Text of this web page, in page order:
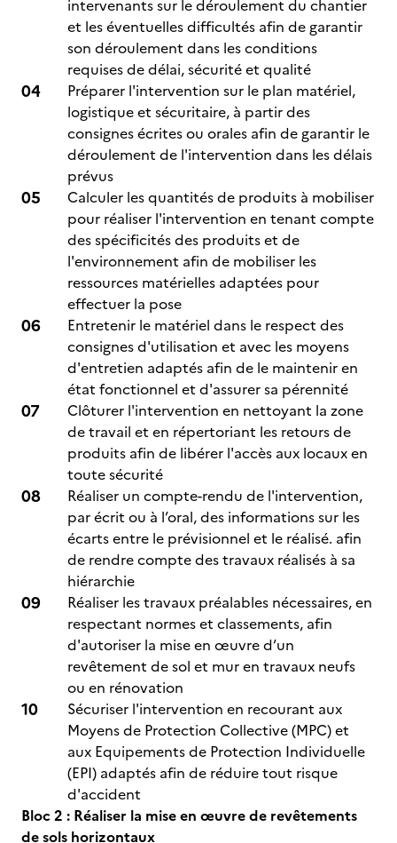
intervenants sur le déroulement du chantier
et les éventuelles difficultés afin de garantir
son déroulement dans les conditions
requises de délai, sécurité et qualité
Préparer l'intervention sur le plan matériel,
logistique et sécuritaire, à partir des
consignes écrites ou orales afin de garantir le
déroulement de l'intervention dans les délais
prévus
Calculer les quantités de produits à mobiliser
pour réaliser l'intervention en tenant compte
des spécificités des produits et de
l'environnement afin de mobiliser les
ressources matérielles adaptées pour
effectuer la pose
Entretenir le matériel dans le respect des
consignes d'utilisation et avec les moyens
d'entretien adaptés afin de le maintenir en
état fonctionnel et d'assurer sa pérennité
Clôturer l'intervention en nettoyant la zone
de travail et en répertoriant les retours de
produits afin de libérer l'accès aux locaux en
toute sécurité
Réaliser un compte-rendu de l'intervention,
par écrit ou à l’oral, des informations sur les
écarts entre le prévisionnel et le réalisé. afin
de rendre compte des travaux réalisés à sa
hiérarchie
Réaliser les travaux préalables nécessaires, en
respectant normes et classements, afin
d'autoriser la mise en œuvre d’un
revêtement de sol et mur en travaux neufs
ou en rénovation
Sécuriser l'intervention en recourant aux
Moyens de Protection Collective (MPC) et
aux Equipements de Protection Individuelle
(EPI) adaptés afin de réduire tout risque
d'accident
Bloc 2 : Réaliser la mise en œuvre de revêtements
de sols horizontaux